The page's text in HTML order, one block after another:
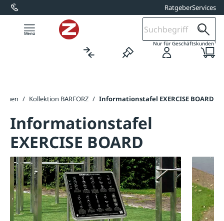
springen RatgeberServices
Nur für Geschäftskunden1
/ Kollektion BARFORZ / Informationstafel EXERCISE BOARD
Informationstafel
EXERCISE BOARD